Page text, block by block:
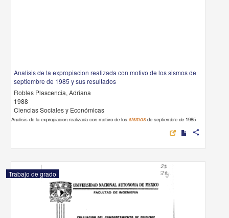
Analisis de la expropiacion realizada con motivo de los sismos de
septiembre de 1985 y sus resultados
Robles Plascencia, Adriana
1988
Ciencias Sociales y Económicas
Analisis de la expropiacion realizada con motivo de lossismosde septiembre de 1985
share
Trabajo de grado